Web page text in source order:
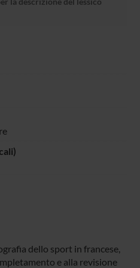
dello sport in francese,
e alla revisione